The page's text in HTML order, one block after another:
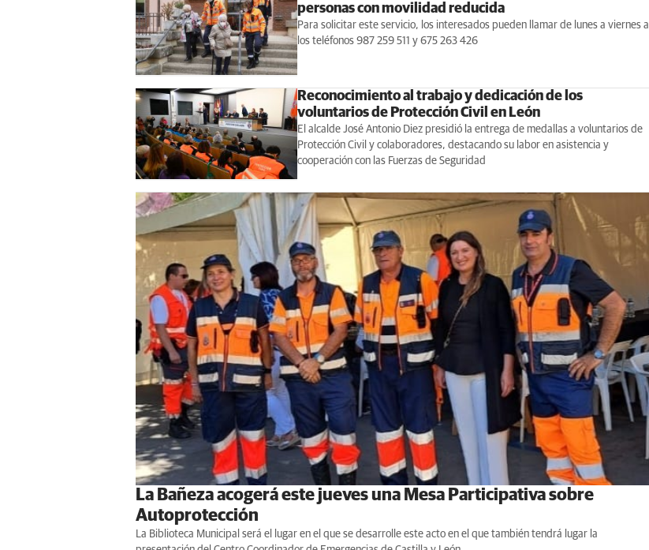
personas con movilidad reducida
Para solicitar este servicio, los interesados pueden llamar de lunes a viernes a
los teléfonos 987 259 511 y 675 263 426
Reconocimiento al trabajo y dedicación de los
voluntarios de Protección Civil en León
El alcalde José Antonio Diez presidió la entrega de medallas a voluntarios de
Protección Civil y colaboradores, destacando su labor en asistencia y
cooperación con las Fuerzas de Seguridad
La Bañeza acogerá este jueves una Mesa Participativa sobre
Autoprotección
La Biblioteca Municipal será el lugar en el que se desarrolle este acto en el que también tendrá lugar la